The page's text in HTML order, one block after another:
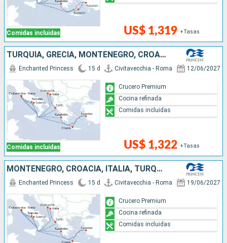
Comidas incluidas US$ 1,319 +Tasas
TURQUÍA, GRECIA, MONTENEGRO, CROACIA, ITALIA
Comidas incluidas
Enchanted Princess 15 d Civitavecchia - Roma 12/06/2027
US$ 1,322 +Tasas
Crucero Premium
Cocina refinada
Comidas incluidas
MONTENEGRO, CROACIA, ITALIA, TURQUÍA, GRECIA
Enchanted Princess 15 d Civitavecchia - Roma 19/06/2027
Crucero Premium
Cocina refinada
Comidas incluidas